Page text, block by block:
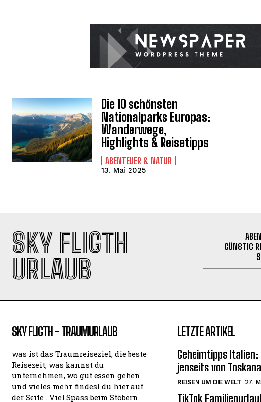
I've
Die 10 schönsten
Nationalparks Europas:
Wanderwege,
Highlights & Reisetipps
ABENTEUER & NATUR
13. Mai 2025
SKY FLIGTH
URLAUB
GÜNSTIG
SKY FLIGTH - TRAUMURLAUB
was ist das Traumreiseziel, die beste
Reisezeit, was kannst du
unternehmen, wo gut essen gehen
und vieles mehr findest du hier auf
der Seite . Viel Spass beim Stöbern.
LETZTE ARTIKEL
Geheimtipps Italien:
jenseits von
REISEN UM DIE WELT 27.
TikTok